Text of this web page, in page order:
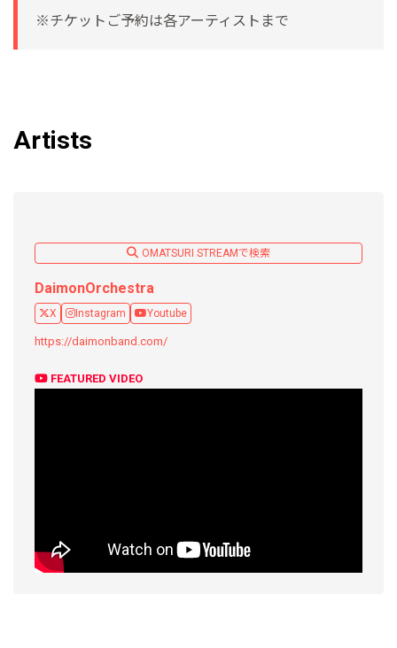
※チケットご予約は各アーティストまで
Artists
OMATSURI STREAMで検索
DaimonOrchestra
X Instagram Youtube
https://daimonband.com/
FEATURED VIDEO